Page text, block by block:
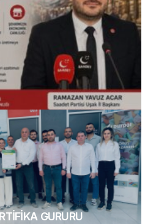
07/2026
GURURU